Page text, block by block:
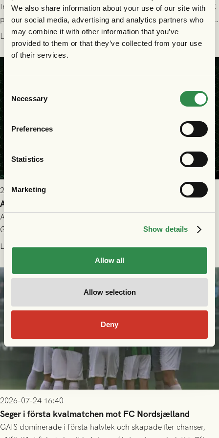
We also share information about your use of our site with
our social media, advertising and analytics partners who
may combine it with other information that you’ve
provided to them or that they’ve collected from your use
of their services.
Selection
Necessary
Preferences
Statistics
Marketing
Show details
Allow all
Allow selection
Deny
Imorgon söndag spelar GAIS herrar hemma mot Halmstads BK
på Gamla Ullevi med avspark kl 16.30! Fredrik Holmberg och
ledarstaben har tagit ut följande trupp till matchen:
Läs mer
2026-07-25 9:00
Allt du behöver veta inför GAIS - Halmstads BK 26/7
All evenemangsinformation du kan behöva inför ditt besök på
Gamla Ullevi och matchen mellan GAIS och Halmstads BK i
Allsvenskan! Avspark kl 16.30 på söndag 26/7.
Läs mer
2026-07-24 16:40
Seger i första kvalmatchen mot FC Nordsjælland
GAIS dominerade i första halvlek och skapade fler chanser,